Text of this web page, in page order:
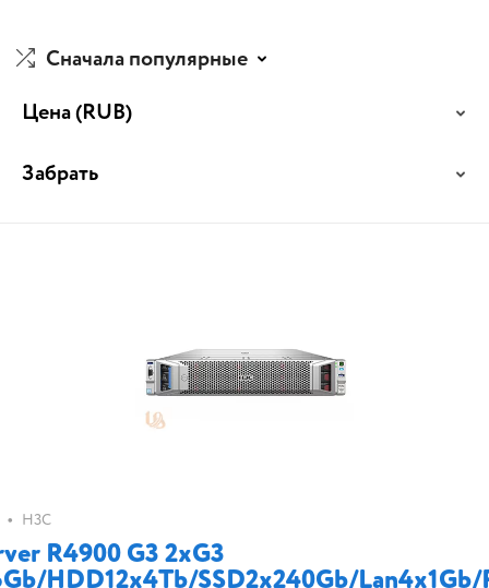
Сначала популярные
Цена(RUB)
Забрать
• H3C
R4900 G3 2xG3